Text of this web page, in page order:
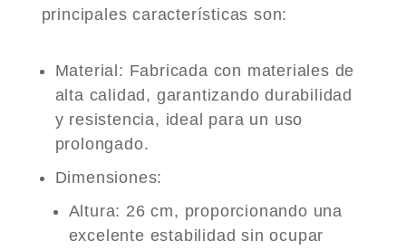
principales características son:
Material : Fabricada con materiales de
alta calidad, garantizando durabilidad
y resistencia, ideal para un uso
prolongado.
Dimensiones:
Altura: 26 cm, proporcionando una
excelente estabilidad sin ocupar